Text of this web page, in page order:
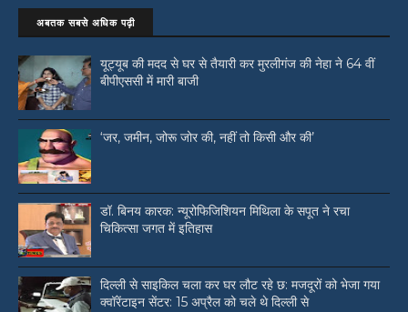
अबतक सबसे अधिक पढ़ी
यूट्यूब की मदद से घर से तैयारी कर मुरलीगंज की नेहा ने 64 वीं
बीपीएससी में मारी बाजी
‘जर, जमीन, जोरू जोर की, नहीं तो किसी और की’
डॉ. बिनय कारक: न्यूरोफिजिशियन मिथिला के सपूत ने रचा
चिकित्सा जगत में इतिहास
दिल्ली से साइकिल चला कर घर लौट रहे छ: मजदूरों को भेजा गया
क्वॉरेंटाइन सेंटर: 15 अप्रैल को चले थे दिल्ली से